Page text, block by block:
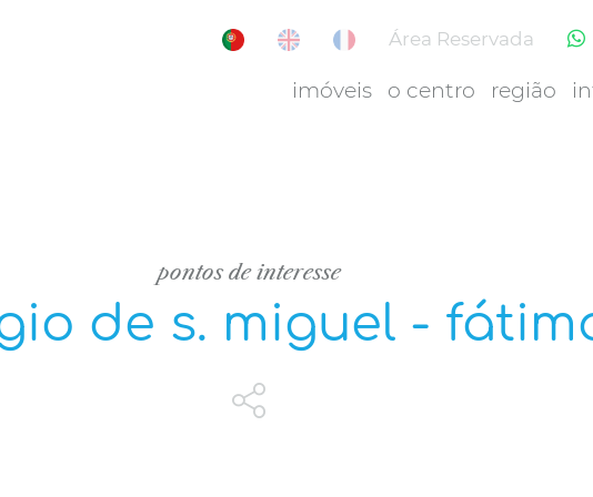
Área Reservada
imóveis o centro região
pontos de interesse
de s. miguel -